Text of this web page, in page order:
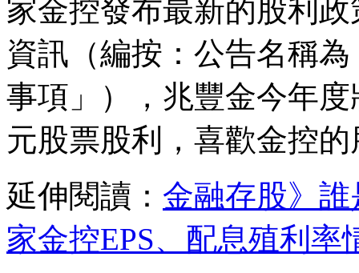
家金控發布最新的股利政
資訊（編按：公告名稱
事項」），兆豐金今年
元股票股利，喜歡金控
延伸閱讀： 金融存股》
家金控EPS、配息殖利率